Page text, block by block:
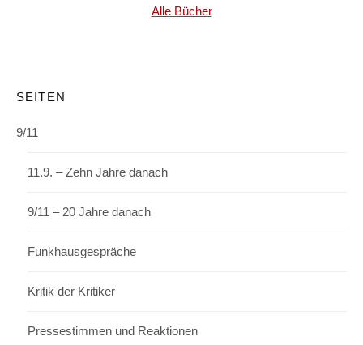
Alle Bücher
SEITEN
9/11
11.9. – Zehn Jahre danach
9/11 – 20 Jahre danach
Funkhausgespräche
Kritik der Kritiker
Pressestimmen und Reaktionen